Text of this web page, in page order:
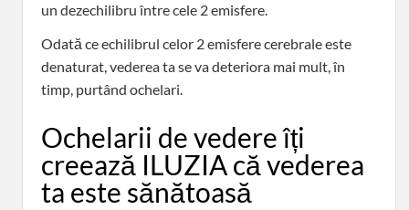
un dezechilibru între cele 2 emisfere.
Odată ce echilibrul celor 2 emisfere cerebrale este
denaturat, vederea ta se va deteriora mai mult, în
timp, purtând ochelari.
Ochelarii de vedere îți
creează ILUZIA că vederea
ta este sănătoasă